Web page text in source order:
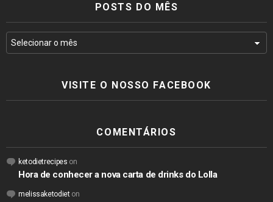
POSTS DO MÊS
VISITE O NOSSO FACEBOOK
COMENTÁRIOS
ketodietrecipes on
Hora de conhecer a nova carta de drinks do Lolla
melissaketodieton